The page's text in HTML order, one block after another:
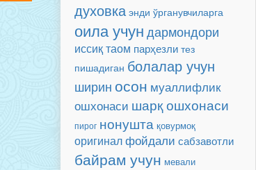
духовка энди ўрганувчиларга
оила учун дармондори
иссиқ таом парҳезли тез
пишадиган болалар учун
ширин осон муаллифлик
ошхонаси шарқ ошхонаси
пирог нонушта қовурмоқ
оригиналфойдали сабзавотли
байрам учун мевали